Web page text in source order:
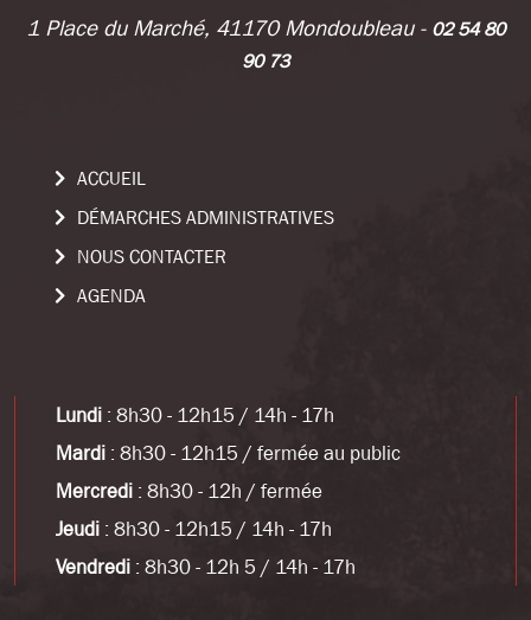
1 Place du Marché, 41170 Mondoubleau - 02 54 80
90 73
ACCUEIL
DÉMARCHES ADMINISTRATIVES
NOUS CONTACTER
AGENDA
Lundi : 8h30 - 12h15 / 14h - 17h
Mardi : 8h30 - 12h15 / fermée au public
Mercredi : 8h30 - 12h / fermée
Jeudi : 8h30 - 12h15 / 14h - 17h
Vendredi : 8h30 - 12h 5 / 14h - 17h